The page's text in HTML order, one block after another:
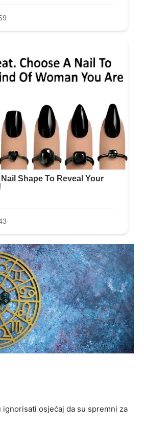
ignorisati osjećaj da su spremni za